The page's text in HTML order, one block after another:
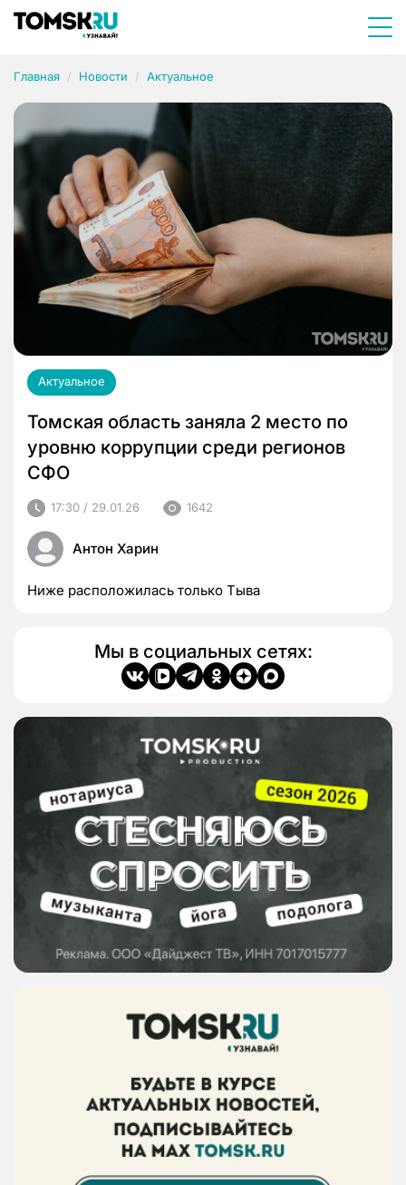
Главная Новости Актуальное
Актуальное
Томская область заняла 2 место по
уровню коррупции среди регионов
СФО
17:30 / 29.01.26 1642
Антон Харин
Ниже расположилась только Тыва
Мы в социальных сетях: